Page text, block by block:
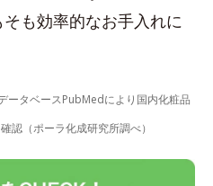
も効率的なお手入れに
タベースPubMedにより国内化粧品
認（ポーラ化成研究所調べ）